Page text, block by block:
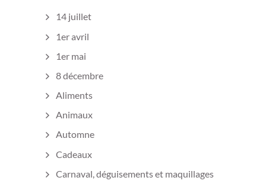
14 juillet
1er avril
1er mai
8 décembre
Aliments
Animaux
Automne
Cadeaux
Carnaval, déguisements et maquillages